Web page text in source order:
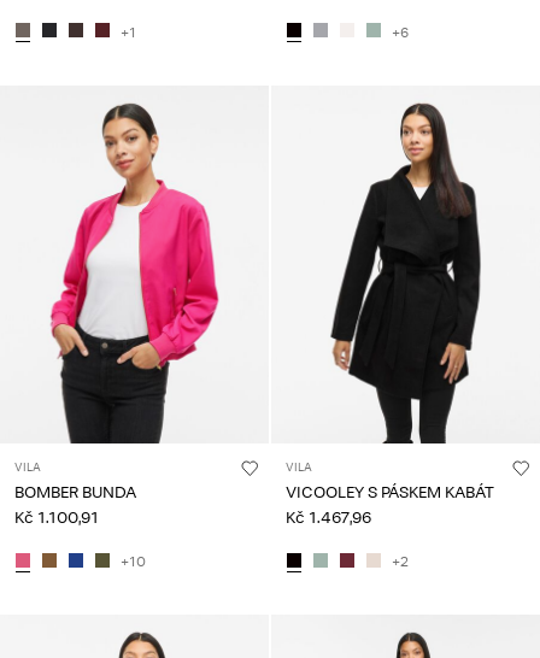
+1 +6
VILA
BOMBER BUNDA
Kč 1.100,91
+10
VILA
VICOOLEY S PÁSKEM KABÁT
Kč 1.467,96
+2